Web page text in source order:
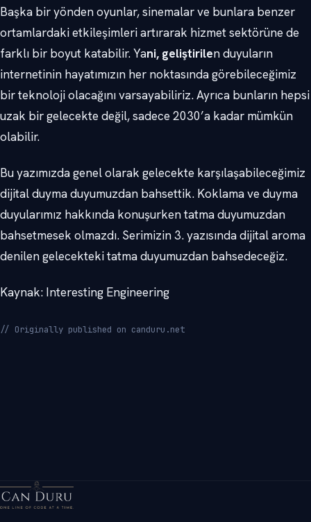
Başka bir yönden oyunlar, sinemalar ve bunlara benzer
ortamlardaki etkileşimleri artırarak hizmet sektörüne de
farklı bir boyut katabilir. Yani, geliştirilen duyuların
internetinin hayatımızın her noktasında görebileceğimiz
bir teknoloji olacağını varsayabiliriz. Ayrıca bunların hepsi
uzak bir gelecekte değil, sadece 2030’a kadar mümkün
olabilir.
Bu yazımızda genel olarak gelecekte karşılaşabileceğimiz
dijital duyma duyumuzdan bahsettik. Koklama ve duyma
duyularımız hakkında konuşurken tatma duyumuzdan
bahsetmesek olmazdı. Serimizin 3. yazısında dijital aroma
denilen gelecekteki tatma duyumuzdan bahsedeceğiz.
Kaynak: Interesting Engineering
// Originally published on canduru.net